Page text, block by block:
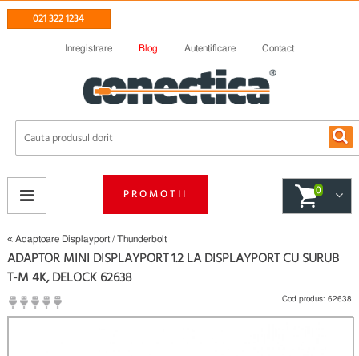
021 322 1234
Inregistrare Blog Autentificare Contact
PROMOTII 0
Adaptoare Displayport / Thunderbolt
ADAPTOR MINI DISPLAYPORT 1.2 LA DISPLAYPORT CU SURUB
T-M 4K, DELOCK 62638
(
Cod produs: 62638